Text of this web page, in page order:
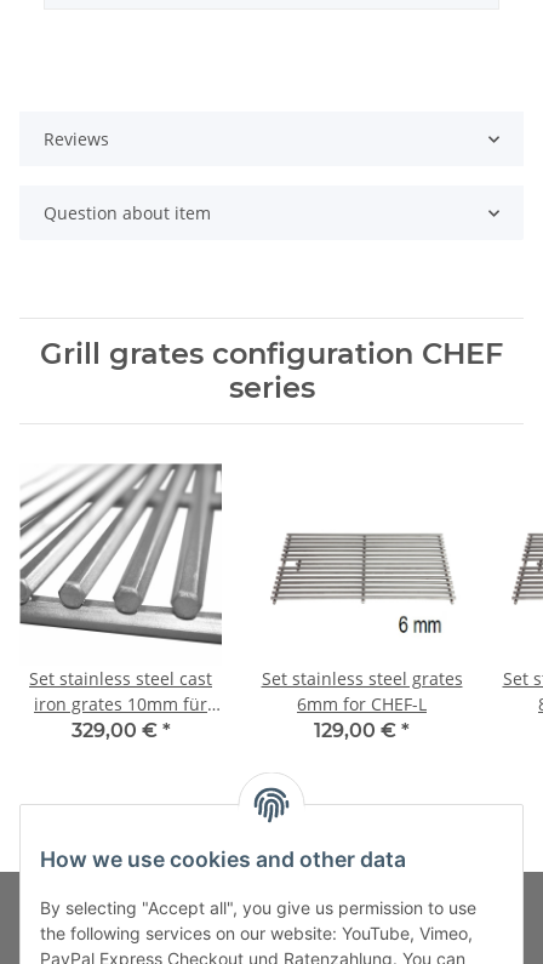
Reviews
Question about item
Grill grates configuration CHEF
series
Set stainless steel cast
iron grates 10mm für
CHEF-L
329,00 € *
Set stainless steel grates
6mm for CHEF-L
129,00 € *
Set
How we use cookies and other data
By selecting "Accept all", you give us permission to use
the following services on our website: YouTube, Vimeo,
PayPal Express Checkout und Ratenzahlung. You can